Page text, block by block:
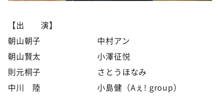
【出 演】
朝山朝子 中村アン
朝山賢太 小澤征悦
則元桐子 さとうほなみ
中川 陸 小島健（Aぇ! group）